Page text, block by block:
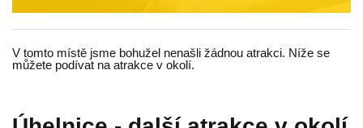
V tomto místě jsme bohužel nenašli žádnou atrakci. Níže se
můžete podívat na atrakce v okolí.